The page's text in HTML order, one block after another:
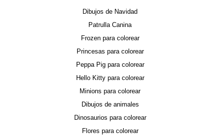
Dibujos de Navidad
Patrulla Canina
Frozen para colorear
Princesas para colorear
Peppa Pig para colorear
Hello Kitty para colorear
Minions para colorear
Dibujos de animales
Dinosaurios para colorear
Flores para colorear